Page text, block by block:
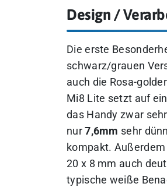
Design /
Die erste
schwarz/grauen
auch die Rosa-
Mi8 Lite setzt auf
das Handy zwar
nur7,6mm sehr
kompakt.
20 x 8 mm auch
typische weiße